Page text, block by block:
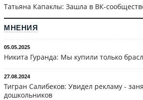
Татьяна Капаклы: Зашла в ВК-
МНЕНИЯ
05.05.2025
Никита Гуранда: Мы купили только
27.08.2024
Тигран Салибеков: Увидел рекламу -
дошкольников